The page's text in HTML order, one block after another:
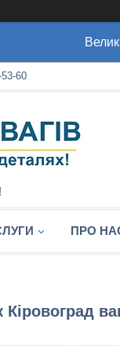
60
ПРО
Кіровоград